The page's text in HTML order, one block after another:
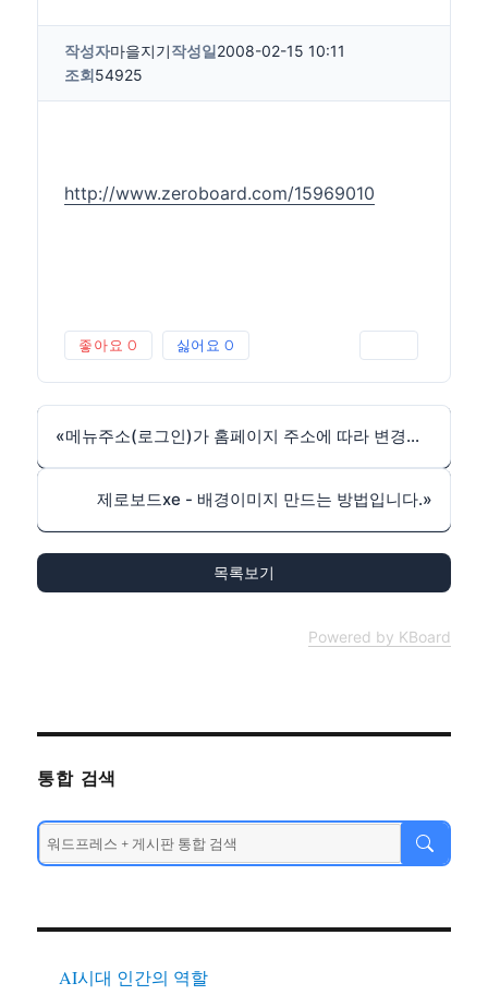
작성자마을지기작성일2008-02-15 10:11
조회54925
http://www.zeroboard.com/15969010
좋아요 0 싫어요 0
« 메뉴주소(로그인)가 홈페이지 주소에 따라 변경되기
제로보드xe - 배경이미지 만드는 방법입니다.»
목록보기
Powered by KBoard
통합 검색
AI시대 인간의 역할